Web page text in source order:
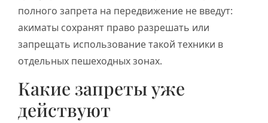
полного запрета на передвижение не введут:
акиматы сохранят право разрешать или
запрещать использование такой техники в
отдельных пешеходных зонах.
Какие запреты уже
действуют